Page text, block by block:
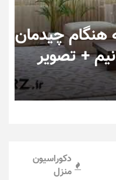
هنگام چیدمان
+ تصویر
دکوراسیون
منزل